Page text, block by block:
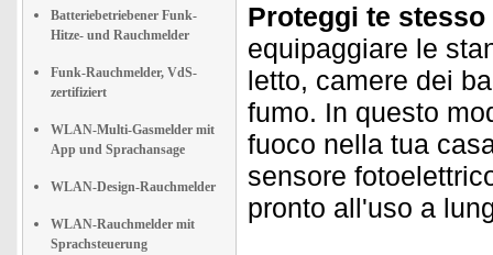
Batteriebetriebener Funk-
Hitze- und Rauchmelder
Funk-Rauchmelder, VdS-
zertifiziert
WLAN-Multi-Gasmelder mit
App und Sprachansage
WLAN-Design-Rauchmelder
WLAN-Rauchmelder mit
Sprachsteuerung
Proteggi te
equipaggiare le
letto, camere dei
fumo. In questo
fuoco nella tua
sensore
pronto all'uso a